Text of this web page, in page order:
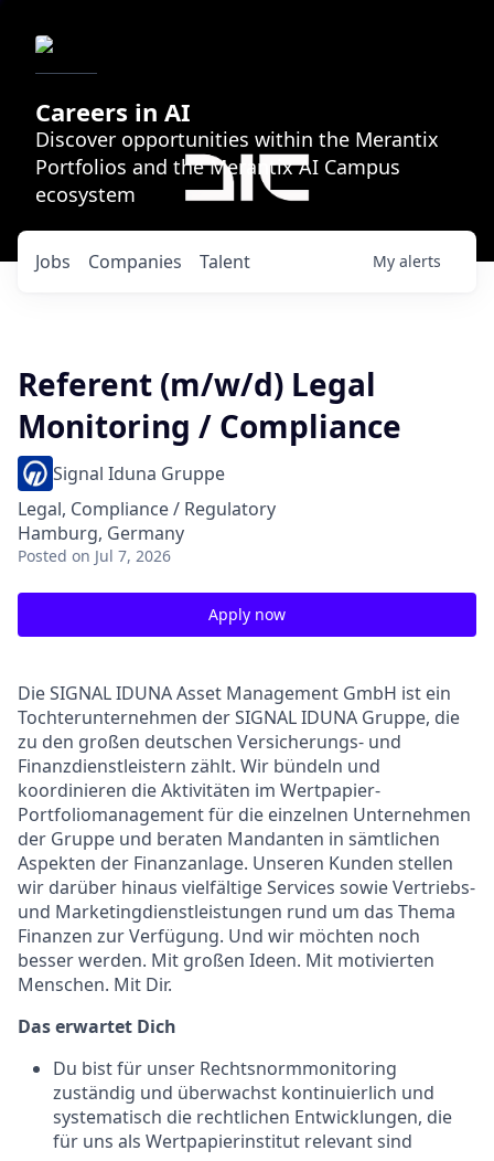
Careers in AI
Discover opportunities within the Merantix
Portfolios and the Merantix AI Campus
ecosystem
Jobs Companies Talent My alerts
Referent (m/w/d) Legal
Monitoring / Compliance
Signal Iduna Gruppe
Legal, Compliance / Regulatory
Hamburg, Germany
Posted on Jul 7, 2026
Apply now
Die SIGNAL IDUNA Asset Management GmbH ist ein
Tochterunternehmen der SIGNAL IDUNA Gruppe, die
zu den großen deutschen Versicherungs- und
Finanzdienstleistern zählt. Wir bündeln und
koordinieren die Aktivitäten im Wertpapier-
Portfoliomanagement für die einzelnen Unternehmen
der Gruppe und beraten Mandanten in sämtlichen
Aspekten der Finanzanlage. Unseren Kunden stellen
wir darüber hinaus vielfältige Services sowie Vertriebs-
und Marketingdienstleistungen rund um das Thema
Finanzen zur Verfügung. Und wir möchten noch
besser werden. Mit großen Ideen. Mit motivierten
Menschen. Mit Dir.
Das erwartet Dich
Du bist für unser Rechtsnormmonitoring
zuständig und überwachst kontinuierlich und
systematisch die rechtlichen Entwicklungen, die
für uns als Wertpapierinstitut relevant sind